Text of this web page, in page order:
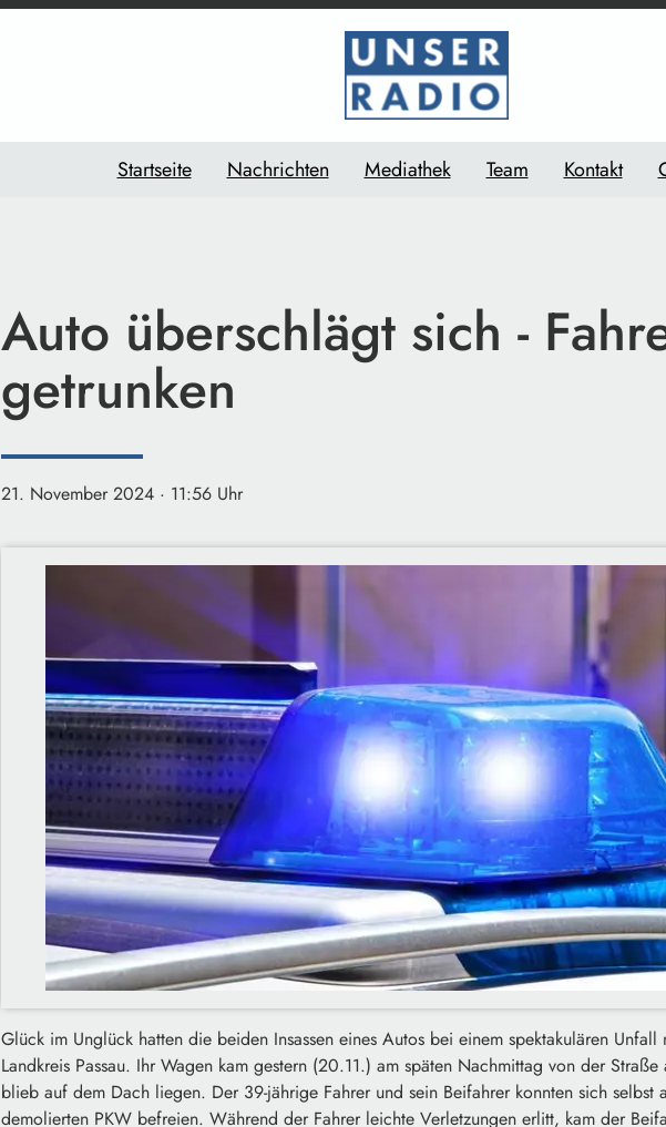
Startseite Nachrichten Mediathek Team Kontakt
Auto überschlägt sich -
getrunken
21. November 2024 · 11:56 Uhr
Glück im Unglück hatten die beiden Insassen eines Autos bei einem spektakulären Unfall
Landkreis Passau. Ihr Wagen kam gestern (20.11.) am späten Nachmittag von der
blieb auf dem Dach liegen. Der 39-jährige Fahrer und sein Beifahrer konnten sich selbst
demolierten PKW befreien. Während der Fahrer leichte Verletzungen erlitt, kam der